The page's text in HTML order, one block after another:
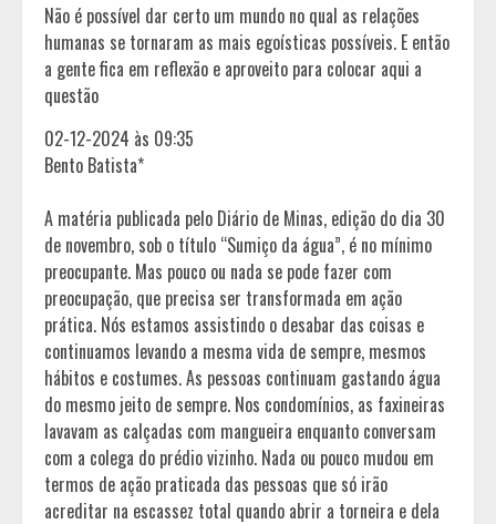
Não é possível dar certo um mundo no qual as relações
humanas se tornaram as mais egoísticas possíveis. E então
a gente fica em reflexão e aproveito para colocar aqui a
questão
02-12-2024 às 09:35
Bento Batista*
A matéria publicada pelo Diário de Minas, edição do dia 30
de novembro, sob o título “Sumiço da água”, é no mínimo
preocupante. Mas pouco ou nada se pode fazer com
preocupação, que precisa ser transformada em ação
prática. Nós estamos assistindo o desabar das coisas e
continuamos levando a mesma vida de sempre, mesmos
hábitos e costumes. As pessoas continuam gastando água
do mesmo jeito de sempre. Nos condomínios, as faxineiras
lavavam as calçadas com mangueira enquanto conversam
com a colega do prédio vizinho. Nada ou pouco mudou em
termos de ação praticada das pessoas que só irão
acreditar na escassez total quando abrir a torneira e dela